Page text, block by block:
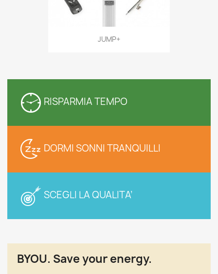
JUMP+
RISPARMIA TEMPO
DORMI SONNI TRANQUILLI
SCEGLI LA QUALITA’
BYOU. Save your energy.